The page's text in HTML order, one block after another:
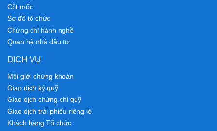
Cột mốc
Sơ đồ tổ chức
Chứng chỉ hành nghề
Quan hệ nhà đầu tư
DỊCH VỤ
Môi giới chứng khoán
Giao dịch ký quỹ
Giao dịch chứng chỉ quỹ
Giao dịch trái phiếu riêng lẻ
Khách hàng Tổ chức